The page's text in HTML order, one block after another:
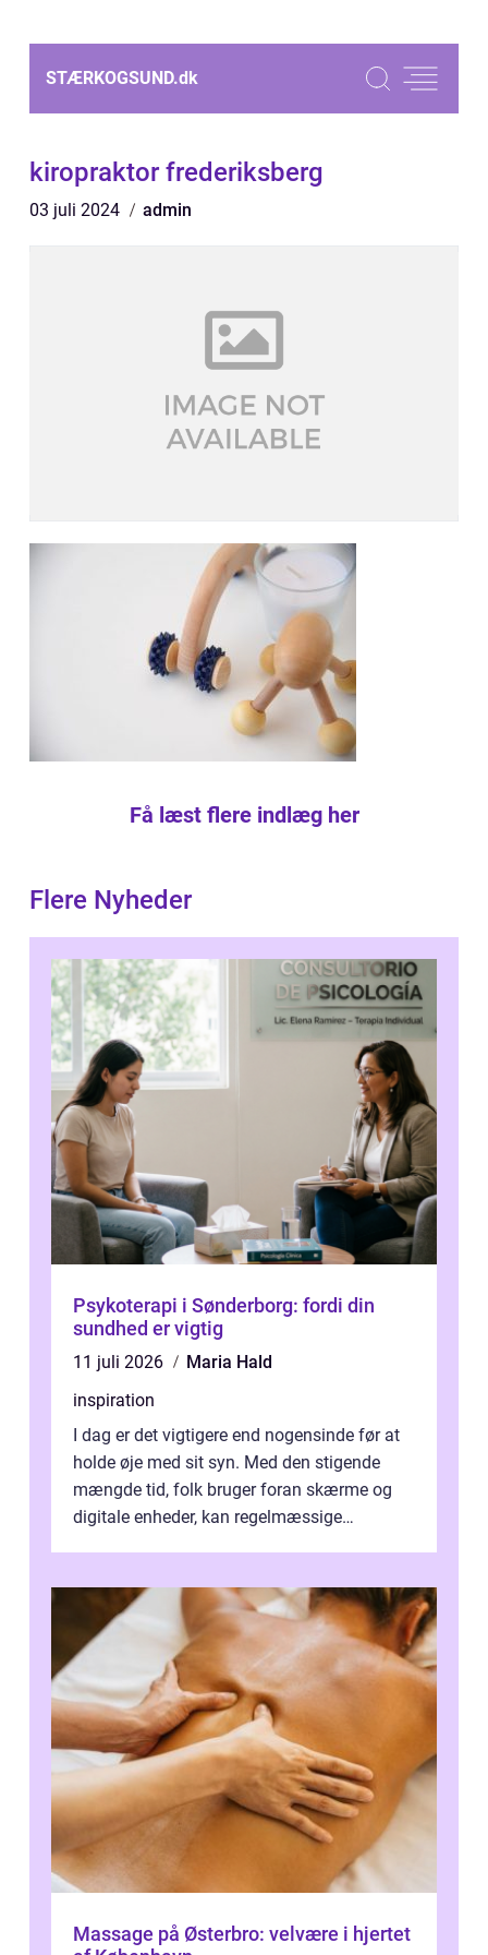
STÆRKOGSUND.dk
kiropraktor frederiksberg
03 juli 2024 admin
Få læst flere indlæg her
Flere Nyheder
Psykoterapi i Sønderborg: fordi din
sundhed er vigtig
11 juli 2026
Maria Hald
inspiration
I dag er det vigtigere end nogensinde før at
holde øje med sit syn. Med den stigende
mængde tid, folk bruger foran skærme og
digitale enheder, kan regelmæssige
Massage på Østerbro: velvære i hjertet